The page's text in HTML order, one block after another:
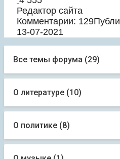
Редактор сайта
Комментарии: 129
13-07-2021
Все темы форума (29)
О литературе (10)
О политике (8)